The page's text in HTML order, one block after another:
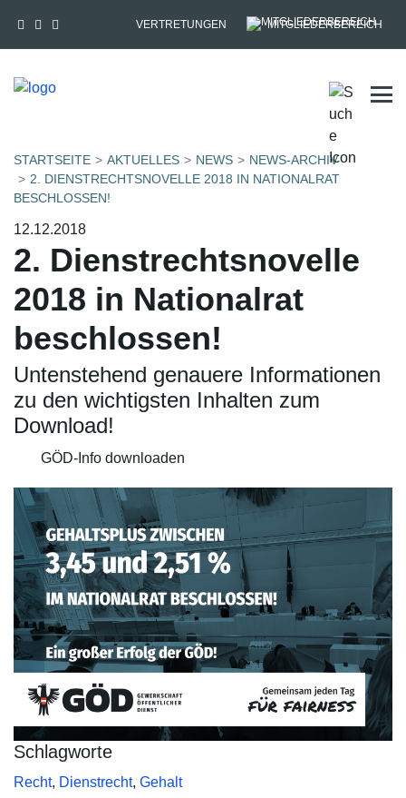
VERTRETUNGEN MITGLIEDERBEREICH
STARTSEITE AKTUELLES NEWS
NEWS-ARCHIV
2. DIENSTRECHTSNOVELLE 2018 IN NATIONALRAT
BESCHLOSSEN!
12.12.2018
2. Dienstrechtsnovelle
2018 in Nationalrat
beschlossen!
Untenstehend genauere Informationen
zu den wichtigsten Inhalten zum
Download!
GÖD-Info downloaden
Schlagworte
Recht, Dienstrecht, Gehalt